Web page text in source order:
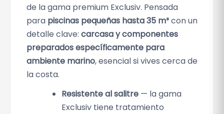
de la gama premium Exclusiv. Pensada
para piscinas pequeñas hasta 35 m³con un
detalle clave: carcasa y componentes
preparados específicamente para
ambiente marino, esencial si vives cerca de
la costa.
Resistente al salitre — la gama
Exclusiv tiene tratamiento